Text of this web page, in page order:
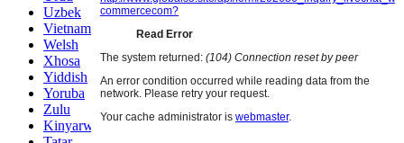
Uzbek
Vietnamese
Welsh
Xhosa
Yiddish
Yoruba
Zulu
Kinyarwanda